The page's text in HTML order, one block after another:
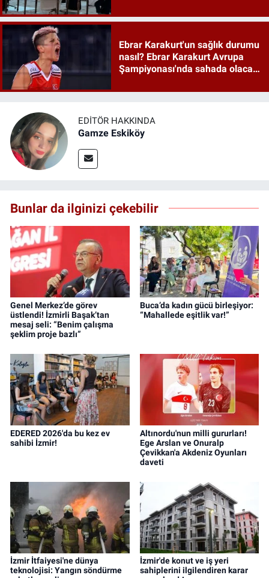
Ebrar Karakurt'un sağlık durumu
nasıl? Ebrar Karakurt Avrupa
Şampiyonası'nda sahada olacak
EDITÖR HAKKINDA
Gamze Eskiköy
Bunlar da ilginizi çekebilir
Genel Merkez’de görev
üstlendi! İzmirli Başak’tan
mesaj seli: “Benim çalışma
şeklim proje bazlı”
Buca’da kadın gücü birleşiyor:
“Mahallede eşitlik var!”
EDERED 2026'da bu kez ev
sahibi İzmir!
Altınordu'nun milli gururları!
Ege Arslan ve Onuralp
Çevikkan'a Akdeniz Oyunları
daveti
İzmir İtfaiyesi'ne dünya
teknolojisi: Yangın söndürme
İzmir'de konut ve iş yeri
sahiplerini ilgilendiren karar